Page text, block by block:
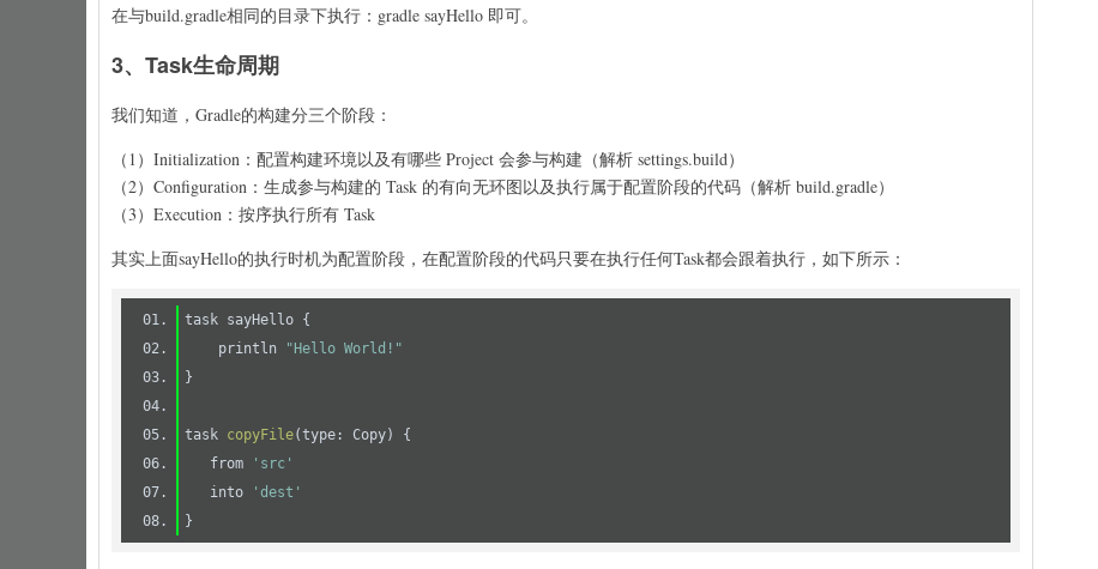
在与build.gradle相同的目录下执行：gradle sayHello 即可。
3、Task生命周期
我们知道，Gradle的构建分三个阶段：
（1）Initialization：配置构建环境以及有哪些 Project 会参与构建（解析 settings.build）
（2）Configuration：生成参与构建的 Task 的有向无环图以及执行属于配置阶段的代码（解析 build.gradle）
（3）Execution：按序执行所有 Task
其实上面sayHello的执行时机为配置阶段，在配置阶段的代码只要在执行任何Task都会跟着执行，如下所示：
    println
"Hello World!"
task copyFile(type: Copy)
   from
'src'
   into
'dest'